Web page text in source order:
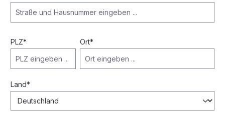
PLZ* Ort*
Land*